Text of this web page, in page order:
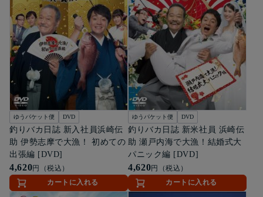
ゆうパケット便 DVD
釣りバカ日誌 新入社員浜崎伝
助 伊勢志摩で大漁！ 初めての
出張編 [DVD]
4,620円（税込）
カートに入れる
ゆうパケット便 DVD
釣りバカ日誌 新米社員 浜崎伝
助 瀬戸内海で大漁！結婚式大
パニック編 [DVD]
4,620円（税込）
カートに入れる